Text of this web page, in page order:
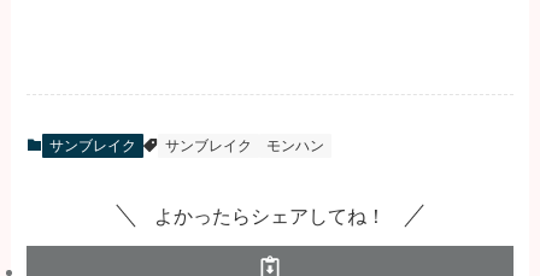
サンブレイク サンブレイク モンハン
よかったらシェアしてね！